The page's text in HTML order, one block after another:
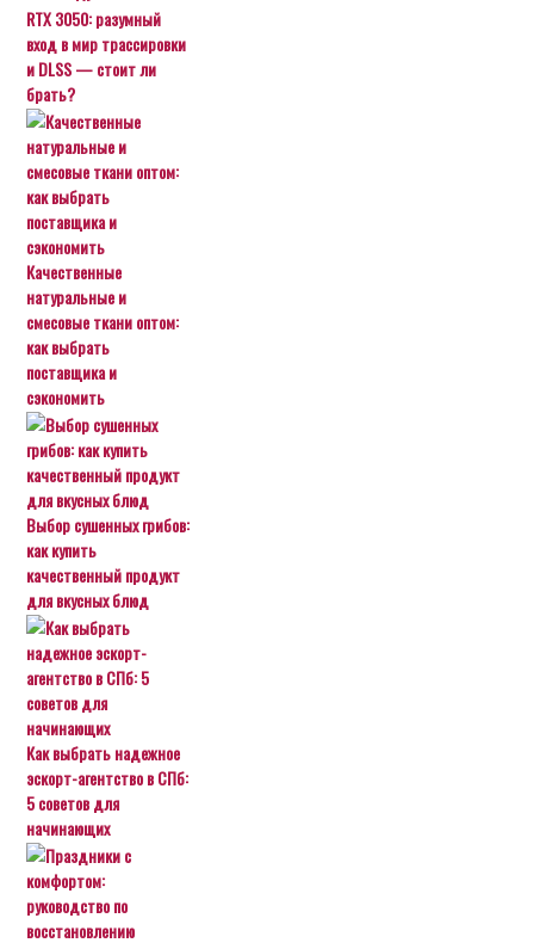
RTX 3050: разумный
вход в мир трассировки
и DLSS — стоит ли
брать?
Качественные
натуральные и
смесовые ткани оптом:
как выбрать
поставщика и
сэкономить
Выбор сушенных грибов:
как купить
качественный продукт
для вкусных блюд
Как выбрать надежное
эскорт-агентство в СПб:
5 советов для
начинающих